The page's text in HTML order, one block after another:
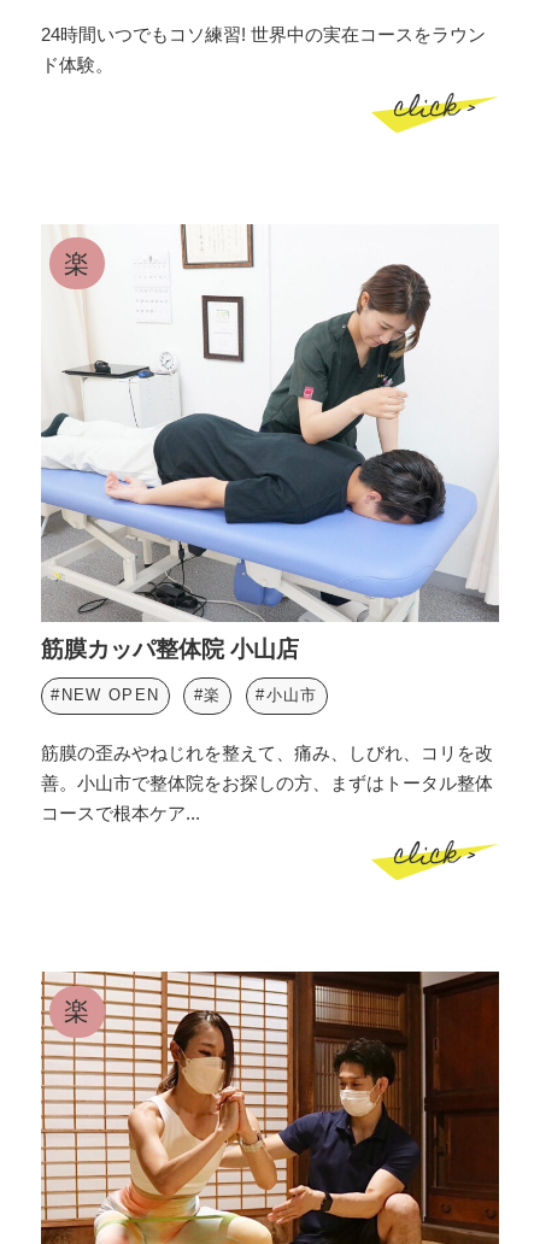
24時間いつでもコソ練習! 世界中の実在コースをラウン
ド体験。
click >
楽
筋膜カッパ整体院 小山店
#NEW OPEN #楽 #小山市
筋膜の歪みやねじれを整えて、痛み、しびれ、コリを改
善。小山市で整体院をお探しの方、まずはトータル整体
コースで根本ケア...
click >
楽